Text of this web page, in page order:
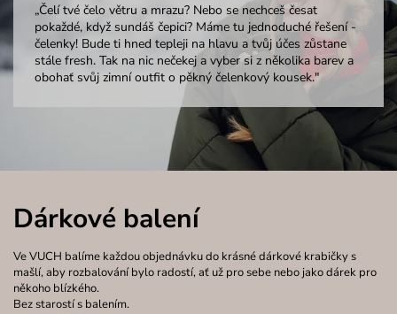
„Čelí tvé čelo větru a mrazu? Nebo se nechceš česat
pokaždé, když sundáš čepici? Máme tu jednoduché řešení -
čelenky! Bude ti hned tepleji na hlavu a tvůj účes zůstane
stále fresh. Tak na nic nečekej a vyber si z několika barev a
obohať svůj zimní outfit o pěkný čelenkový kousek."
Dárkové balení
Ve VUCH balíme každou objednávku do krásné dárkové krabičky s
mašlí, aby rozbalování bylo radostí, ať už pro sebe nebo jako dárek pro
někoho blízkého.
Bez starostí s balením.